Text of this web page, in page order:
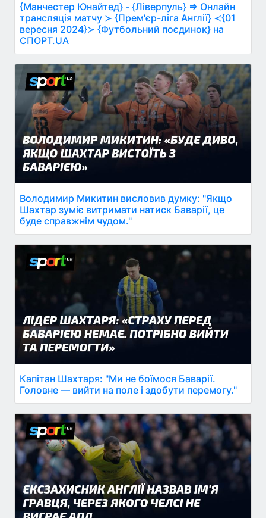
{Манчестер Юнайтед} - {Ліверпуль} ⇒ Онлайн
трансляція матчу ≻ {Прем'єр-ліга Англії} ≺{01
вересня 2024}≻ {Футбольний поєдинок} на
СПОРТ.UA
Володимир Микитин висловив думку: "Якщо
Шахтар зуміє витримати натиск Баварії, це
буде справжнім чудом."
Капітан Шахтаря: "Ми не боїмося Баварії.
Головне — вийти на поле і здобути перемогу."